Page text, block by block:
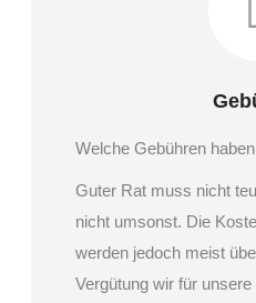
Welche Gebühren
Guter Rat muss nicht
nicht umsonst. Die
werden jedoch meist
Vergütung wir für